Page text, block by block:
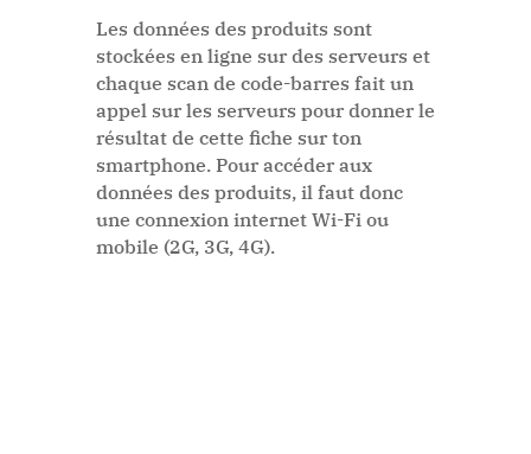
Les données des produits sont
stockées en ligne sur des serveurs et
chaque scan de code-barres fait un
appel sur les serveurs pour donner le
résultat de cette fiche sur ton
smartphone. Pour accéder aux
données des produits, il faut donc
une connexion internet Wi-Fi ou
mobile (2G, 3G, 4G).